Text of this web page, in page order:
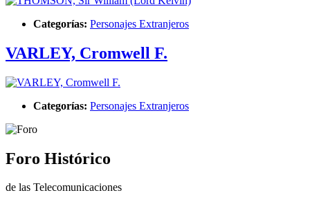
Categorías: Personajes Extranjeros
VARLEY, Cromwell F.
Categorías: Personajes Extranjeros
Foro Histórico
de las Telecomunicaciones